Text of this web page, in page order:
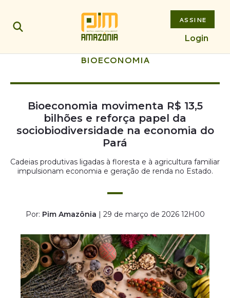
ASSINE
Login
BIOECONOMIA
Bioeconomia movimenta R$ 13,5
bilhões e reforça papel da
sociobiodiversidade na economia do
Pará
Cadeias produtivas ligadas à floresta e à agricultura familiar
impulsionam economia e geração de renda no Estado.
Por: Pim Amazônia | 29 de março de 2026 12H00